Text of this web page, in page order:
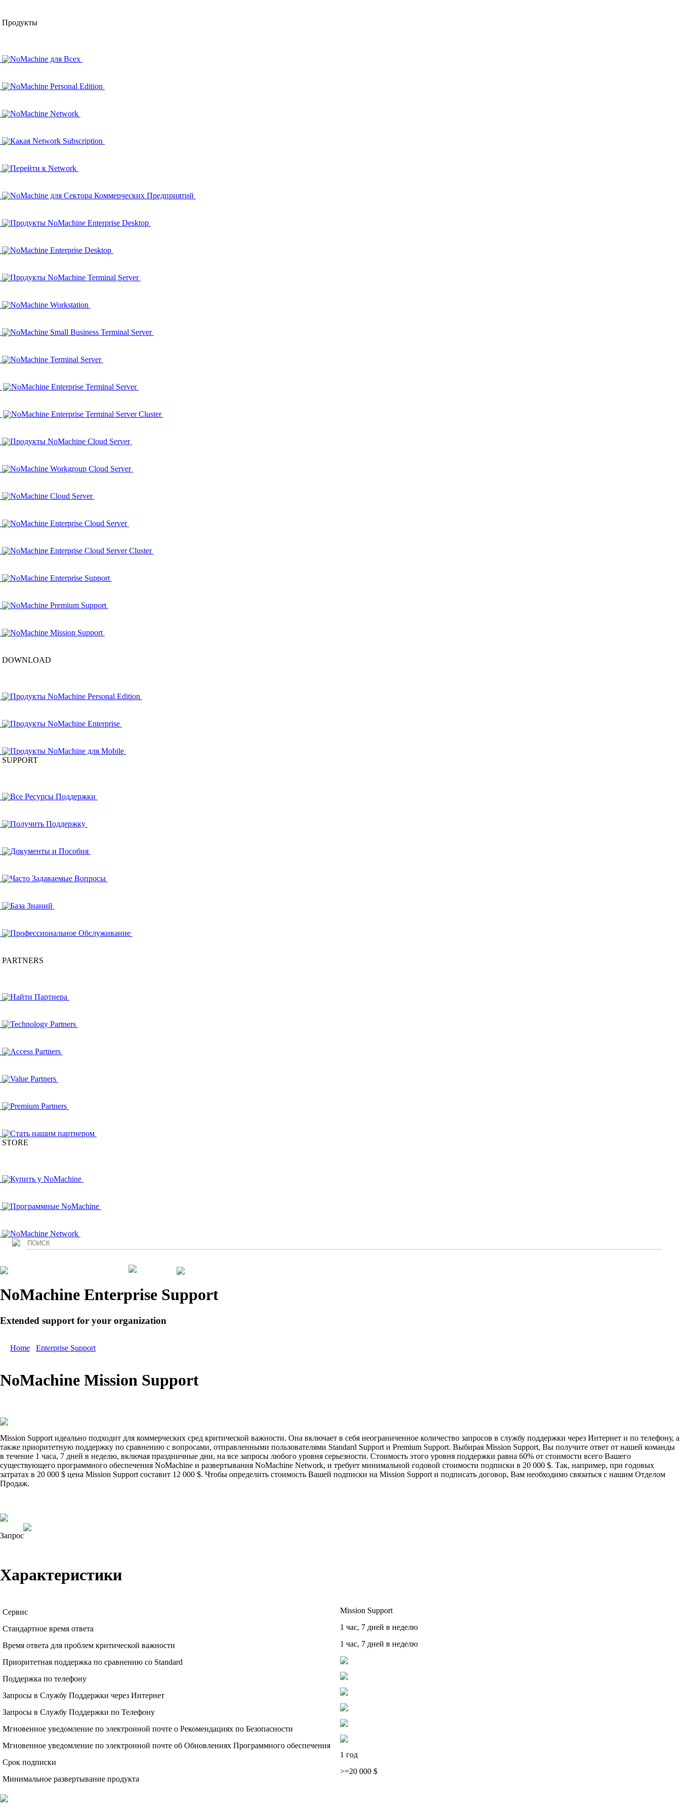
Продукты
NoMachine для Всех
NoMachine Personal Edition
NoMachine Network
Какая Network Subscription
Перейти к Network
NoMachine для Сектора Коммерческих Предприятий
Продукты NoMachine Enterprise Desktop
NoMachine Enterprise Desktop
Продукты NoMachine Terminal Server
NoMachine Workstation
NoMachine Small Business Terminal Server
NoMachine Terminal Server
NoMachine Enterprise Terminal Server
NoMachine Enterprise Terminal Server Cluster
Продукты NoMachine Cloud Server
NoMachine Workgroup Cloud Server
NoMachine Cloud Server
NoMachine Enterprise Cloud Server
NoMachine Enterprise Cloud Server Cluster
NoMachine Enterprise Support
NoMachine Premium Support
NoMachine Mission Support
DOWNLOAD
Продукты NoMachine Personal Edition
Продукты NoMachine Enterprise
Продукты NoMachine для Mobile
SUPPORT
Все Ресурсы Поддержки
Получить Поддержку
Документы и Пособия
Часто Задаваемые Вопросы
База Знаний
Профессиональное Обслуживание
PARTNERS
Найти Партнера
Technology Partners
Access Partners
Value Partners
Premium Partners
Стать нашим партнером
STORE
Купить у NoMachine
Программные NoMachine
NoMachine Network
NoMachine Enterprise Support
Extended support for your organization
Home Enterprise Support
NoMachine Mission Support
Mission Support идеально подходит для коммерческих сред критической важности. Она включает в себя неограниченное количество запросов в службу поддержки через Интернет и по телефону, а
также приоритетную поддержку по сравнению с вопросами, отправленными пользователями Standard Support и Premium Support. Выбирая Mission Support, Вы получите ответ от нашей команды
в течение 1 часа, 7 дней в неделю, включая праздничные дни, на все запросы любого уровня серьезности. Стоимость этого уровня поддержки равна 60% от стоимости всего Вашего
существующего программного обеспечения NoMachine и развертывания NoMachine Network, и требует минимальной годовой стоимости подписки в 20 000 $. Так, например, при годовых
затратах в 20 000 $ цена Mission Support составит 12 000 $. Чтобы определить стоимость Вашей подписки на Mission Support и подписать договор, Вам необходимо связаться с нашим Отделом
Продаж.
Запрос
Характеристики
Сервис
Стандартное время ответа
Время ответа для проблем критической важности
Приоритетная поддержка по сравнению со Standard
Поддержка по телефону
Запросы в Службу Поддержки через Интернет
Запросы в Службу Поддержки по Телефону
Мгновенное уведомление по электронной почте о Рекомендациях по Безопасности
Мгновенное уведомление по электронной почте об Обновлениях Программного обеспечения
Срок подписки
Минимальное развертывание продукта
Mission Support
1 час, 7 дней в неделю
1 час, 7 дней в неделю
1 год
>=20 000 $